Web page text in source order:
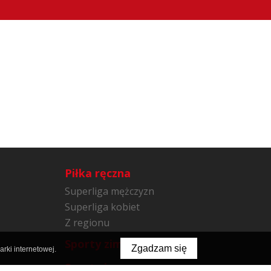
Piłka ręczna
Superliga mężczyzn
Superliga kobiet
Z regionu
Sporty zimowe
Sporty inne
internetowej. Zgadzam się